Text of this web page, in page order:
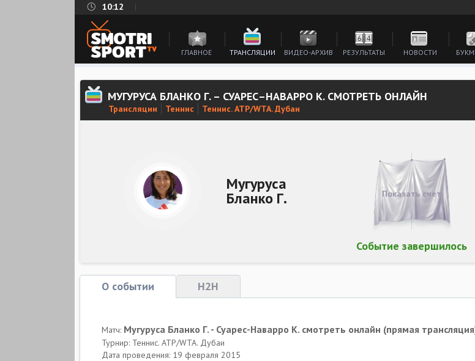
10:12
ГЛАВНОЕ ТРАНСЛЯЦИИ ВИДЕО-АРХИВ РЕЗУЛЬТАТЫ НОВОСТИ
МУГУРУСА БЛАНКО Г. – СУАРЕС–НАВАРРО К. СМОТРЕТЬ ОНЛАЙН
Трансляции Теннис Теннис. ATP/WTA. Дубаи
Мугуруса
Бланко Г.
Событие завершилось
Показать счет
О событии H2H
Матч: Мугуруса Бланко Г. - Суарес-Наварро К. смотреть онлайн (прямая
Турнир: Теннис. ATP/WTA. Дубаи
Дата проведения: 19 февраля 2015